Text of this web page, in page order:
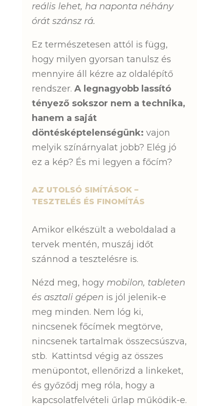
reális lehet, ha naponta néhány
órát szánsz rá.
Ez természetesen attól is függ,
hogy milyen gyorsan tanulsz és
mennyire áll kézre az oldalépítő
rendszer. A legnagyobb lassító
tényező sokszor nem a technika,
hanem a saját
döntésképtelenségünk: vajon
melyik színárnyalat jobb? Elég jó
ez a kép? És mi legyen a főcím?
AZ UTOLSÓ SIMÍTÁSOK –
TESZTELÉS ÉS FINOMÍTÁS
Amikor elkészült a weboldalad a
tervek mentén, muszáj időt
szánnod a tesztelésre is.
Nézd meg, hogy mobilon, tableten
és asztali gépen is jól jelenik-e
meg minden. Nem lóg ki,
nincsenek főcímek megtörve,
nincsenek tartalmak összecsúszva,
stb. Kattintsd végig az összes
menüpontot, ellenőrizd a linkeket,
és győződj meg róla, hogy a
kapcsolatfelvételi űrlap működik-e.